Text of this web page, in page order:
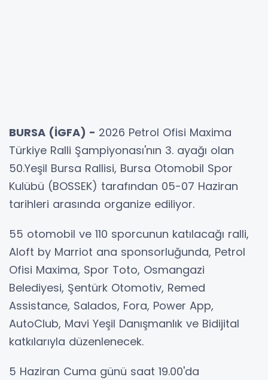
BURSA (İGFA) - 2026 Petrol Ofisi Maxima
Türkiye Ralli Şampiyonası'nın 3. ayağı olan
50.Yeşil Bursa Rallisi, Bursa Otomobil Spor
Kulübü (BOSSEK) tarafından 05-07 Haziran
tarihleri arasında organize ediliyor.
55 otomobil ve 110 sporcunun katılacağı ralli,
Aloft by Marriot ana sponsorluğunda, Petrol
Ofisi Maxima, Spor Toto, Osmangazi
Belediyesi, Şentürk Otomotiv, Remed
Assistance, Salados, Fora, Power App,
AutoClub, Mavi Yeşil Danışmanlık ve Bidijital
katkılarıyla düzenlenecek.
5 Haziran Cuma günü saat 19.00'da